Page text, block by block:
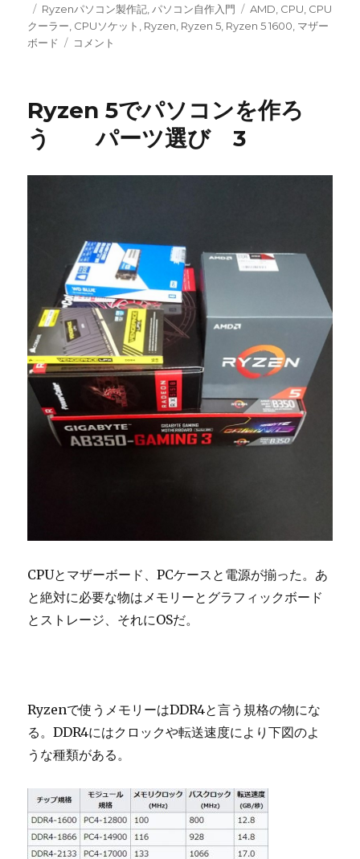
投
稿
日:
カ
テ
ゴ
Ryzenパソコン製作記 パソコン自作入門
タ
グ
AMD CPU CPU
クーラー CPUソケット Ryzen Ryzen 5 Ryzen 5 1600 マザー
ボード
Ryzen
コ
開
は
マ
ザ
ー
ボ
ー
ド
に
CPU
取
り
付
コメント
Ryzen 5でパソコンを作ろ
う パーツ選び 3
CPUとマザーボード、PCケースと電源が揃った。あ
と絶対に必要な物はメモリーとグラフィックボード
とストレージ、それにOSだ。
Ryzenで使うメモリーはDDR4と言う規格の物にな
る。DDR4にはクロックや転送速度により下図のよ
うな種類がある。